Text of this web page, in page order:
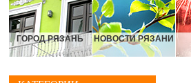
ГОРОД РЯЗАНЬ НОВОСТИ РЯЗАНИ